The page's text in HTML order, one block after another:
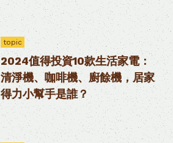
topic
2024值得投資10款生活家電：
清淨機、咖啡機、廚餘機，居家
得力小幫手是誰？